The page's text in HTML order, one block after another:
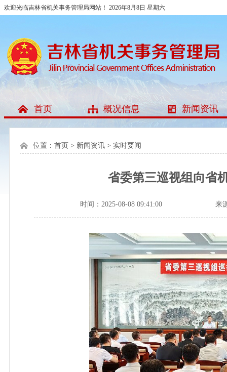
欢迎光临吉林省机关事务管理局网站！ 2026年8月8日 星期六
首页 概况信息 新闻资讯
位置： 首页 > 新闻资讯 > 实时要闻
省委第三巡视组向省
时间：2025-08-08 09:41:00 来